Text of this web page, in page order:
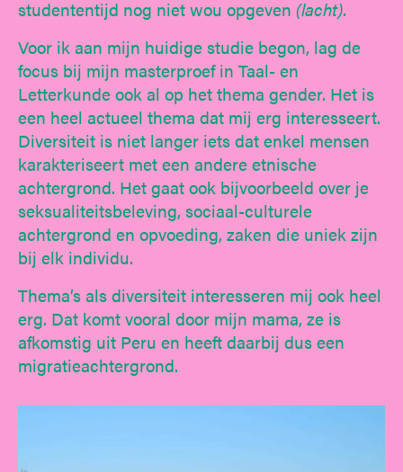
studententijd nog niet wou opgeven (lacht).
Voor ik aan mijn huidige studie begon, lag de
focus bij mijn masterproef in Taal- en
Letterkunde ook al op het thema gender. Het is
een heel actueel thema dat mij erg interesseert.
Diversiteit is niet langer iets dat enkel mensen
karakteriseert met een andere etnische
achtergrond. Het gaat ook bijvoorbeeld over je
seksualiteitsbeleving, sociaal-culturele
achtergrond en opvoeding, zaken die uniek zijn
bij elk individu.
Thema’s als diversiteit interesseren mij ook heel
erg. Dat komt vooral door mijn mama, ze is
afkomstig uit Peru en heeft daarbij dus een
migratieachtergrond.